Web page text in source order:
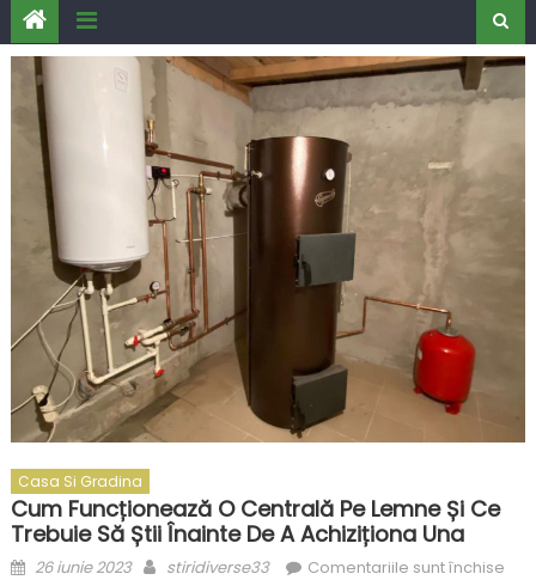
Casa Si Gradina
Cum Funcționează O Centrală Pe Lemne Și Ce
Trebuie Să Știi Înainte De A Achiziționa Una
Posted
26 iunie 2023 Author
stiridiverse33 Comentariile sunt închise